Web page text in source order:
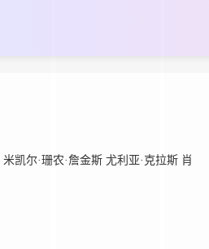
米凯尔·珊农·詹金斯 尤利亚·克拉斯 肖